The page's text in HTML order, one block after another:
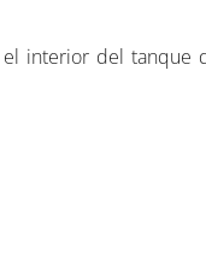
interior del tanque